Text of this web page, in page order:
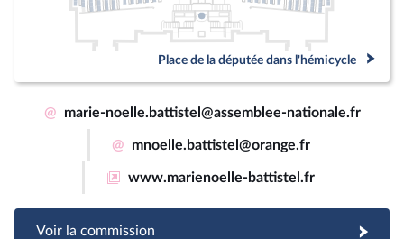
Place de la députée dans l'hémicycle
@ marie-noelle.battistel@assemblee-nationale.fr
@ mnoelle.battistel@orange.fr
www.marienoelle-battistel.fr
Voir la commission